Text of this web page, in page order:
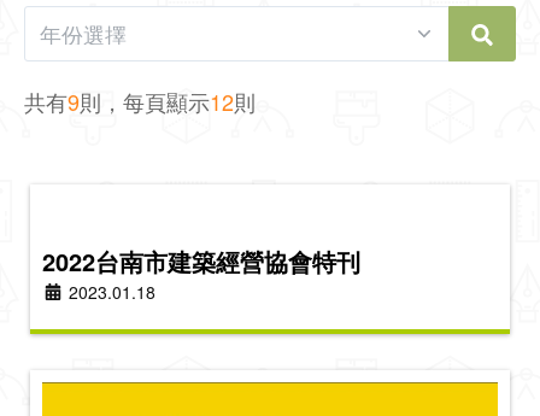
共有9則，每頁顯示12則
2022台南市建築經營協會特刊
2023.01.18